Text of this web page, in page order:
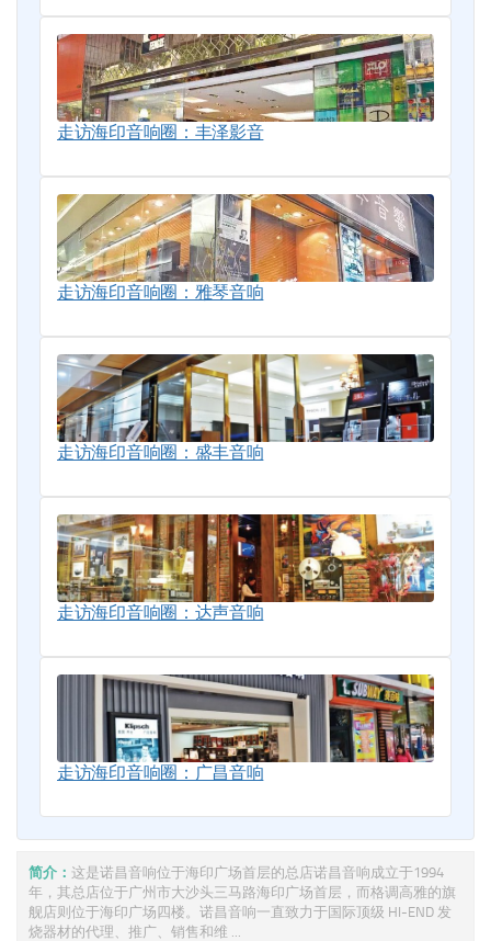
走访海印音响圈：丰泽影音
走访海印音响圈：雅琴音响
走访海印音响圈：盛丰音响
走访海印音响圈：达声音响
走访海印音响圈：广昌音响
简介： 这是诺昌音响位于海印广场首层的总店诺昌音响成立于1994
年，其总店位于广州市大沙头三马路海印广场首层，而格调高雅的旗
舰店则位于海印广场四楼。诺昌音响一直致力于国际顶级 HI-END 发
烧器材的代理、推广、销售和维 ...